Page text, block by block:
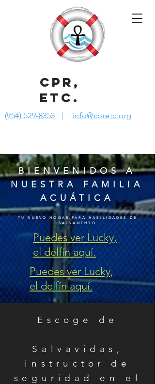
CPR,
ETC.
(954) 529-8353 | info@cpretc.org
BIENVENIDOS A
NUESTRA FAMILIA
ACUÁTICA
TU NUEVO HOGAR PARA HABILIDADES DE
SALVAMENTO
Puedes ver Lucky,
el delfín aquí.
Puedes ver Lucky,
el delfín aquí.
Escoge de
Salvavidas,
instructor de
seguridad en el